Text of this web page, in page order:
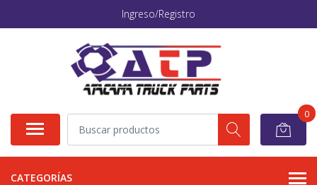
Ingreso/Registro
0
CATEGORÍAS